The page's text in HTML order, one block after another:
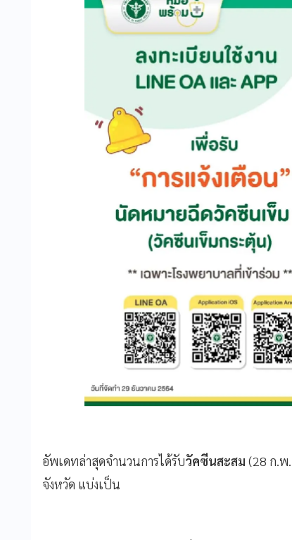
อัพเดทล่าสุดจำนวนการได้รับวัคซีนสะสม (28 ก.พ
จังหวัด แบ่งเป็น